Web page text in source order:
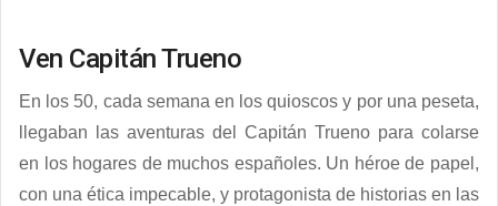
Ven Capitán Trueno
En los 50, cada semana en los quioscos y por una peseta,
llegaban las aventuras del Capitán Trueno para colarse
en los hogares de muchos españoles. Un héroe de papel,
con una ética impecable, y protagonista de historias en las